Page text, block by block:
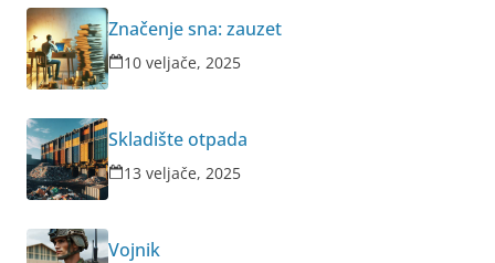
Značenje sna: zauzet
10 veljače, 2025
Skladište otpada
13 veljače, 2025
Vojnik